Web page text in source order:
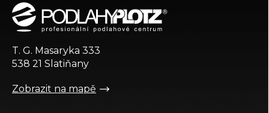
T. G. Masaryka 333
538 21 Slatiňany
Zobrazit na mapě